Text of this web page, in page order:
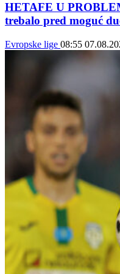
HETAFE U
trebalo pred moguć
Evropske lige 08:55